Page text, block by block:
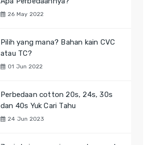
26 May 2022
Pilih yang mana? Bahan kain CVC
atau TC?
01 Jun 2022
Perbedaan cotton 20s, 24s, 30s
dan 40s Yuk Cari Tahu
24 Jun 2023